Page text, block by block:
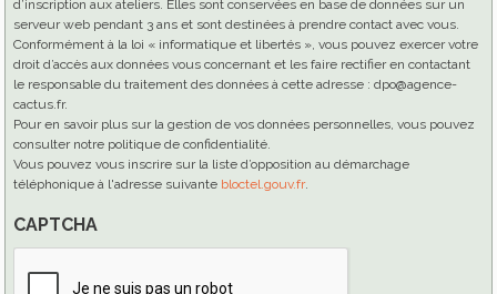
d’inscription aux ateliers. Elles sont conservées en base de données sur un
serveur web pendant 3 ans et sont destinées à prendre contact avec vous.
Conformément à la loi « informatique et libertés », vous pouvez exercer votre
droit d’accès aux données vous concernant et les faire rectifier en contactant
le responsable du traitement des données à cette adresse : dpo@agence-
cactus.fr.
Pour en savoir plus sur la gestion de vos données personnelles, vous pouvez
consulter notre politique de confidentialité.
Vous pouvez vous inscrire sur la liste d’opposition au démarchage
téléphonique à l'adresse suivante bloctel.gouv.fr.
CAPTCHA